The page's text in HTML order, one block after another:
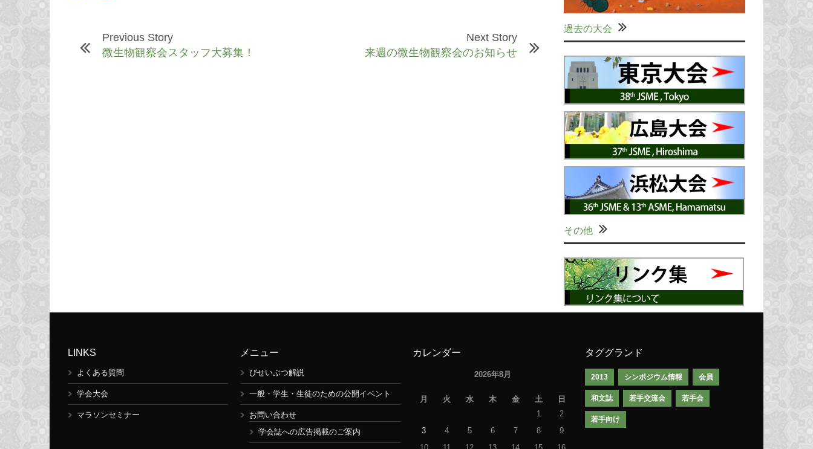
Previous Story
微生物観察会スタッフ大募集！
Next Story
来週の微生物観察会のお知らせ
過去の大会
その他
LINKS
よくある質問
学会大会
マラソンセミナー
メニュー
びせいぶつ解説
一般・学生・生徒のための公開イベント
お問い合わせ
学会誌への広告掲載のご案内
カレンダー
2026年8月
月 火 水 木 金 土
日
1
2
3
4 5 6 7 8
9
タググランド
2013 シンポジウム情報 会員
和文誌 若手交流会 若手会
若手向け